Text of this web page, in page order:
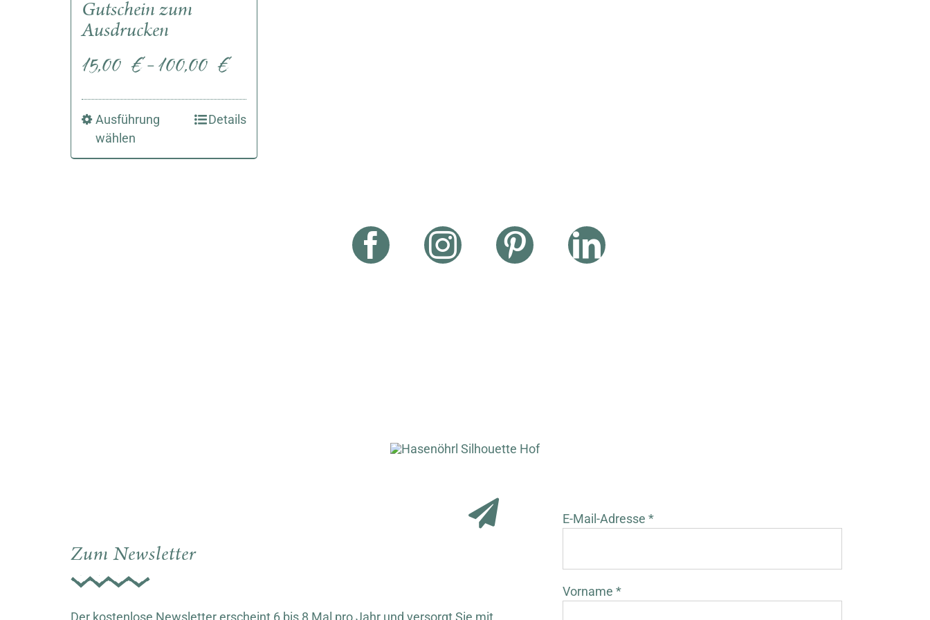
Gutschein zum
Ausdrucken
15,00€ – 100,00€
Ausführung
wählen
Details
Zum Newsletter
Der kostenlose Newsletter erscheint 6 bis 8 Mal pro Jahr und versorgt Sie mit
E-Mail-Adresse *
Vorname *